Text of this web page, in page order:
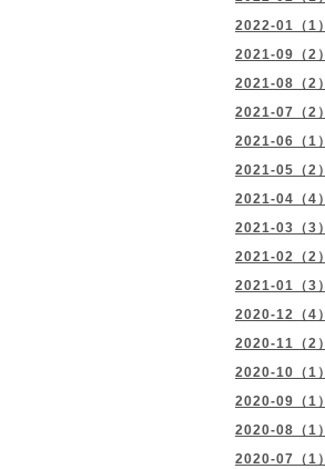
2022-01（1）
2021-09（2）
2021-08（2）
2021-07（2）
2021-06（1）
2021-05（2）
2021-04（4）
2021-03（3）
2021-02（2）
2021-01（3）
2020-12（4）
2020-11（2）
2020-10（1）
2020-09（1）
2020-08（1）
2020-07（1）